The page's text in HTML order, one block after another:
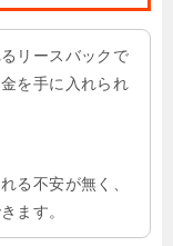
リースバックで
を手に入れられ
る不安が無く、
ます。